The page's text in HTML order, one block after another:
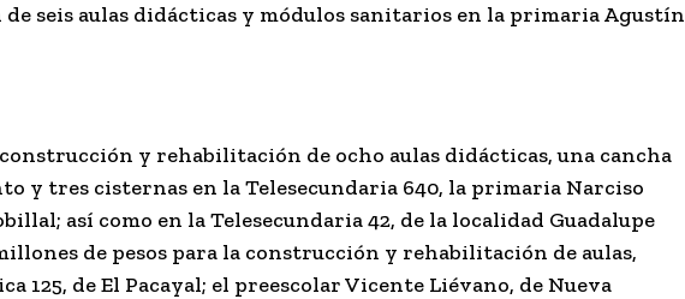
seis aulas didácticas y módulos sanitarios en la primaria Agustín
y rehabilitación de ocho aulas didácticas, una cancha
y tres cisternas en la Telesecundaria 640, la primaria Narciso
; así como en la Telesecundaria 42, de la localidad Guadalupe
de pesos para la construcción y rehabilitación de aulas,
de El Pacayal; el preescolar Vicente Liévano, de Nueva